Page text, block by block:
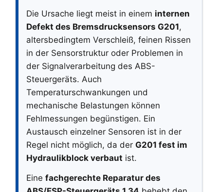
Die Ursache liegt meist in einem internen
Defekt des Bremsdrucksensors G201,
altersbedingtem Verschleiß, feinen Rissen
in der Sensorstruktur oder Problemen in
der Signalverarbeitung des ABS-
Steuergeräts. Auch
Temperaturschwankungen und
mechanische Belastungen können
Fehlmessungen begünstigen. Ein
Austausch einzelner Sensoren ist in der
Regel nicht möglich, da der G201 fest im
Hydraulikblock verbaut ist.
Eine fachgerechte Reparatur des